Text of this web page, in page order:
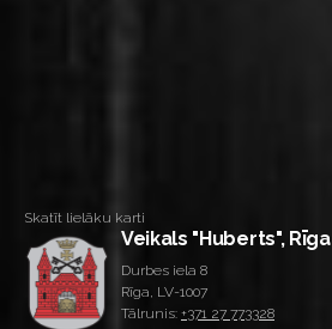
Skatīt lielāku karti
Veikals "Huberts", Rīga
Durbes iela 8
Rīga, LV-1007
Tālrunis: +371 27 773328